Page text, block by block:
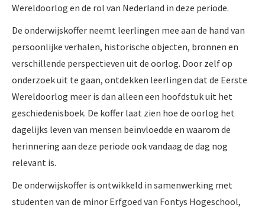
Wereldoorlog en de rol van Nederland in deze periode.
De onderwijskoffer neemt leerlingen mee aan de hand van
persoonlijke verhalen, historische objecten, bronnen en
verschillende perspectieven uit de oorlog. Door zelf op
onderzoek uit te gaan, ontdekken leerlingen dat de Eerste
Wereldoorlog meer is dan alleen een hoofdstuk uit het
geschiedenisboek. De koffer laat zien hoe de oorlog het
dagelijks leven van mensen beïnvloedde en waarom de
herinnering aan deze periode ook vandaag de dag nog
relevant is.
De onderwijskoffer is ontwikkeld in samenwerking met
studenten van de minor Erfgoed van Fontys Hogeschool,